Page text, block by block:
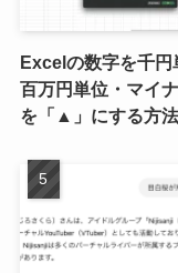
Excelの数字を千円
百万円単位・マイ
を「▲」にする方法